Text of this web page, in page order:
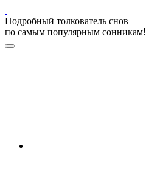
Подробный толкователь снов
по самым популярным сонникам!